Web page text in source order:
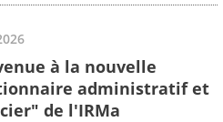
à la nouvelle
administratif et
de l'IRMa